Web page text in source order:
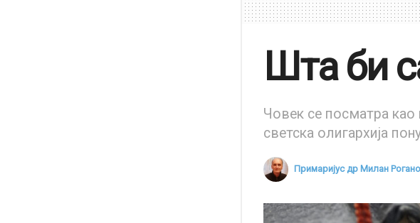
Шта би
Човек се посматра
светска олигархија
Примаријус др Милан